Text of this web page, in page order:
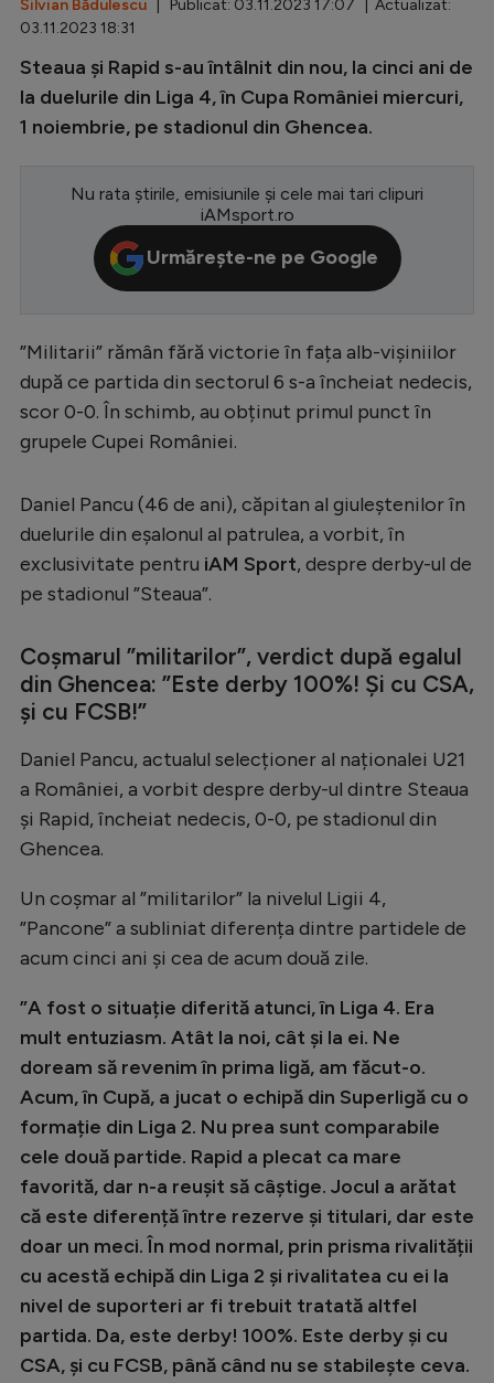
Champions League
Europa League
Conference League
Premier League
LaLiga
Bundesliga
Ligue 1
Campionate
EURO 2024
Stranieri
Clasamente
Tenis
Handbal
Natație
Formula 1
Auto
Rugby
Alte sporturi
JO 2024
JO 2026
Creează cont
Silvian Bădulescu | Publicat: 03.11.2023 17:07 | Actualizat:
03.11.2023 18:31
Steaua și Rapid s-au întâlnit din nou, la cinci ani de
la duelurile din Liga 4, în Cupa României miercuri,
1 noiembrie, pe stadionul din Ghencea.
Nu rata știrile, emisiunile și cele mai tari clipuri
iAMsport.ro
Urmărește-ne pe Google
”Militarii” rămân fără victorie în fața alb-vișiniilor
după ce partida din sectorul 6 s-a încheiat nedecis,
scor 0-0. În schimb, au obținut primul punct în
grupele Cupei României.
Daniel Pancu (46 de ani), căpitan al giuleștenilor în
duelurile din eșalonul al patrulea, a vorbit, în
exclusivitate pentru iAM Sport, despre derby-ul de
pe stadionul ”Steaua”.
Coșmarul ”militarilor”, verdict după egalul
din Ghencea: ”Este derby 100%! Și cu CSA,
și cu FCSB!”
Daniel Pancu, actualul selecționer al naționalei U21
a României, a vorbit despre derby-ul dintre Steaua
și Rapid, încheiat nedecis, 0-0, pe stadionul din
Ghencea.
Un coșmar al ”militarilor” la nivelul Ligii 4,
”Pancone” a subliniat diferența dintre partidele de
acum cinci ani și cea de acum două zile.
”A fost o situație diferită atunci, în Liga 4. Era
mult entuziasm. Atât la noi, cât și la ei. Ne
doream să revenim în prima ligă, am făcut-o.
Acum, în Cupă, a jucat o echipă din Superligă cu o
formație din Liga 2. Nu prea sunt comparabile
cele două partide. Rapid a plecat ca mare
favorită, dar n-a reușit să câștige. Jocul a arătat
că este diferență între rezerve și titulari, dar este
doar un meci. În mod normal, prin prisma rivalității
cu acestă echipă din Liga 2 și rivalitatea cu ei la
nivel de suporteri ar fi trebuit tratată altfel
partida. Da, este derby! 100%. Este derby și cu
CSA, și cu FCSB, până când nu se stabilește ceva.